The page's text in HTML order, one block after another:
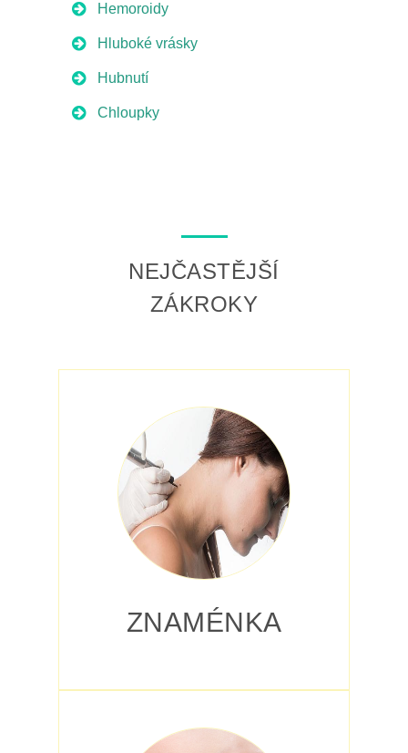
Hemoroidy
Hluboké vrásky
Hubnutí
Chloupky
NEJČASTĚJŠÍ
ZÁKROKY
ZNAMÉNKA